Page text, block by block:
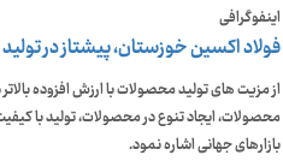
اینفوگرافی
فولاد اکسین خوزستان، پیشتاز در
از مزیت های تولید محصولات با ارزش افزوده
محصولات، ایجاد تنوع در محصولات، تولید با
بازارهای جهانی اشاره نمود.